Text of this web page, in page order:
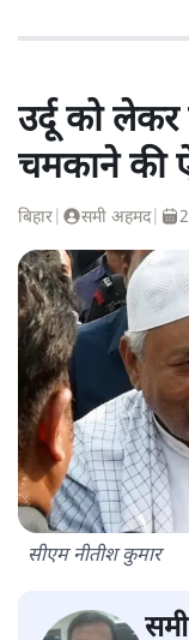
उर्दू को
चमकाने की
बिहार समी अहमद|
सीएम नीतीश कुमार